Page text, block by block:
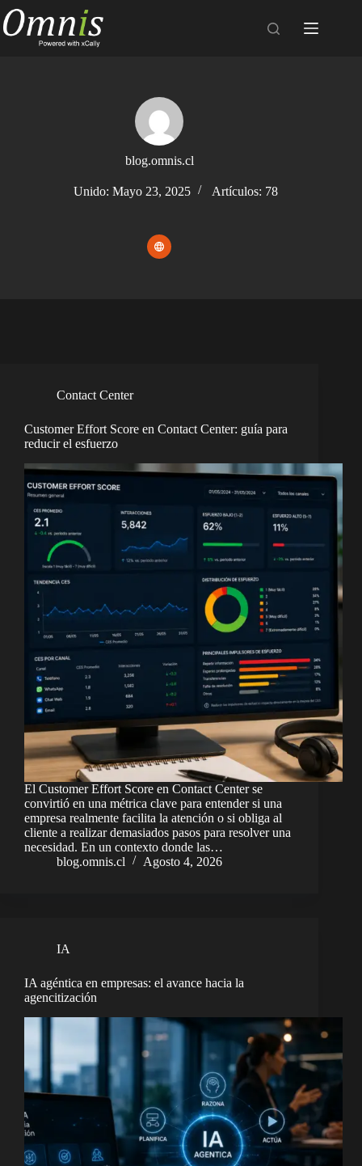
blog.omnis.cl
Unido: Mayo 23, 2025 Artículos: 78
Contact Center
Customer Effort Score en Contact Center: guía para
reducir el esfuerzo
El Customer Effort Score en Contact Center se
convirtió en una métrica clave para entender si una
empresa realmente facilita la atención o si obliga al
cliente a realizar demasiados pasos para resolver una
necesidad. En un contexto donde las…
blog.omnis.cl
Agosto 4, 2026
IA
IA agéntica en empresas: el avance hacia la
agencitización